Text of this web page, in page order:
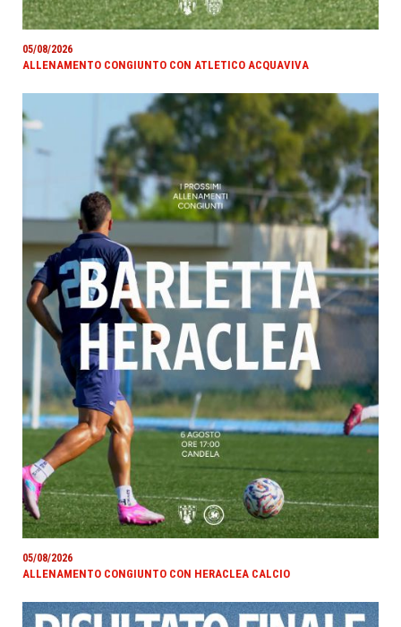
05/08/2026
ALLENAMENTO CONGIUNTO CON ATLETICO ACQUAVIVA
05/08/2026
ALLENAMENTO CONGIUNTO CON HERACLEA CALCIO